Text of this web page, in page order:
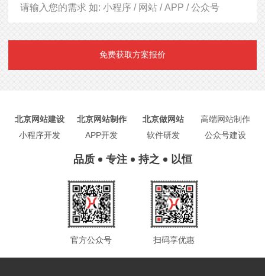
免费获取方案报价
北京网站建设 北京网站制作 北京做网站
高端网站制作
小程序开发
APP开发 软件研发 公众号建设
品质 专注 持之 以恒
官方公众号 扫码享优惠